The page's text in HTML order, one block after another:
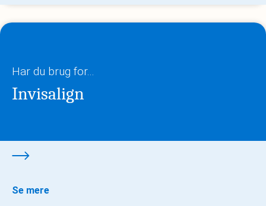
Har du brug for...
Invisalign
Se mere